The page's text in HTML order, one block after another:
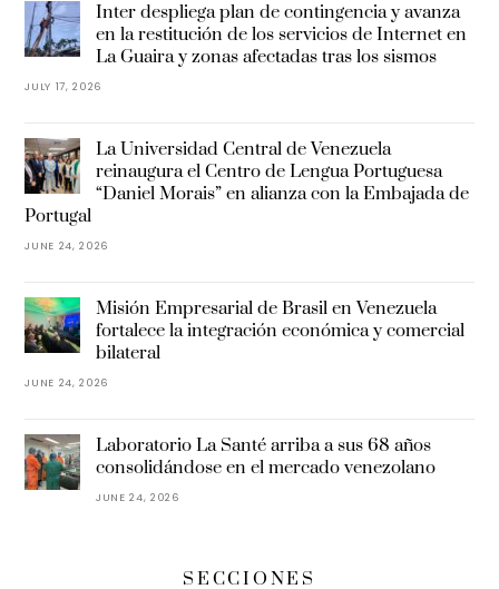
Inter despliega plan de contingencia y avanza
en la restitución de los servicios de Internet en
La Guaira y zonas afectadas tras los sismos
JULY 17, 2026
La Universidad Central de Venezuela
reinaugura el Centro de Lengua Portuguesa
“Daniel Morais” en alianza con la Embajada de
Portugal
JUNE 24, 2026
Misión Empresarial de Brasil en Venezuela
fortalece la integración económica y comercial
bilateral
JUNE 24, 2026
Laboratorio La Santé arriba a sus 68 años
consolidándose en el mercado venezolano
JUNE 24, 2026
SECCIONES